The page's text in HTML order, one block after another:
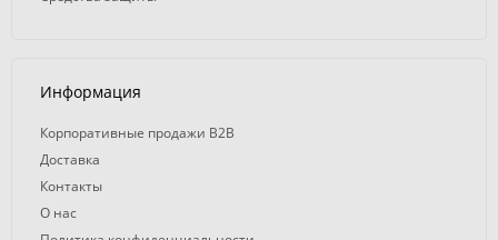
Информация
Корпоративные продажи B2B
Доставка
Контакты
О нас